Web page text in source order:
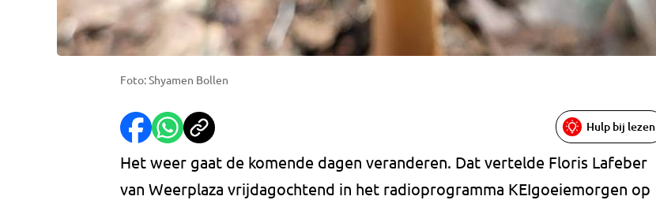
Foto: Shyamen Bollen
Hulp bij lezen
Het weer gaat de komende dagen veranderen. Dat vertelde Floris Lafeber
van Weerplaza vrijdagochtend in het radioprogramma KEIgoeiemorgen op